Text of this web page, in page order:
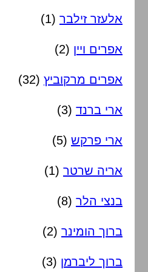
אלעזר זילבר (1)
אפרים ויין (2)
אפרים מרקוביץ (32)
ארי ברנד (3)
ארי פרקש (5)
אריה שרטר (1)
בנצי הלר (8)
ברוך הומינר (2)
ברוך ליברמן (3)